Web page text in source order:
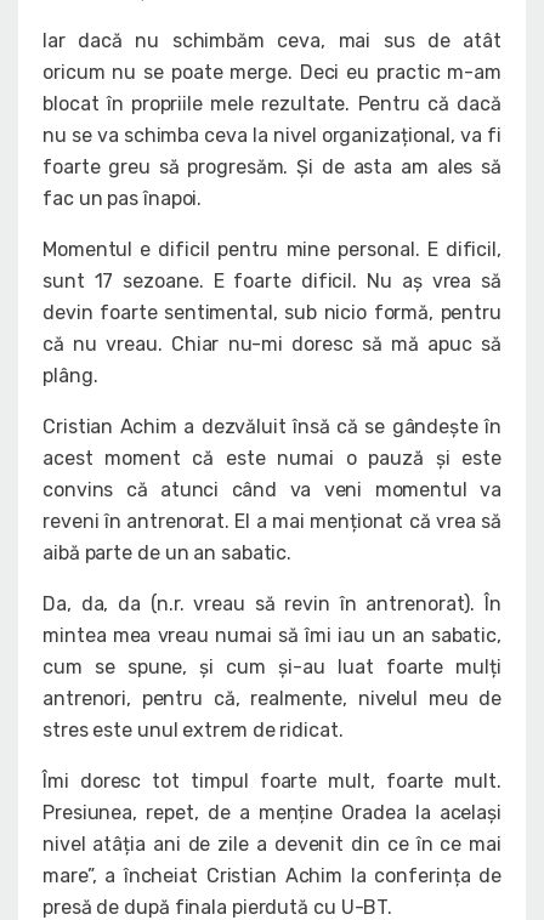
Iar dacă nu schimbăm ceva, mai sus de atât
oricum nu se poate merge. Deci eu practic m-am
blocat în propriile mele rezultate. Pentru că dacă
nu se va schimba ceva la nivel organizațional, va fi
foarte greu să progresăm. Și de asta am ales să
fac un pas înapoi.
Momentul e dificil pentru mine personal. E dificil,
sunt 17 sezoane. E foarte dificil. Nu aș vrea să
devin foarte sentimental, sub nicio formă, pentru
că nu vreau. Chiar nu-mi doresc să mă apuc să
plâng.
Cristian Achim a dezvăluit însă că se gândește în
acest moment că este numai o pauză și este
convins că atunci când va veni momentul va
reveni în antrenorat. El a mai menționat că vrea să
aibă parte de un an sabatic.
Da, da, da (n.r. vreau să revin în antrenorat). În
mintea mea vreau numai să îmi iau un an sabatic,
cum se spune, și cum și-au luat foarte mulți
antrenori, pentru că, realmente, nivelul meu de
stres este unul extrem de ridicat.
Îmi doresc tot timpul foarte mult, foarte mult.
Presiunea, repet, de a menține Oradea la același
nivel atâția ani de zile a devenit din ce în ce mai
mare”, a încheiat Cristian Achim la conferința de
presă de după finala pierdută cu U-BT.